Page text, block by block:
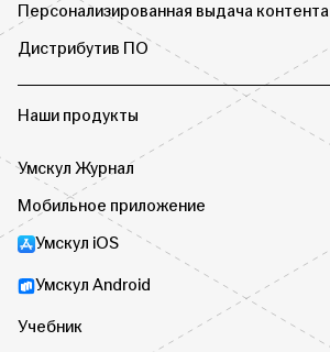
Персонализированная выдача контента
Дистрибутив ПО
Наши продукты
Умскул Журнал
Мобильное приложение
Умскул iOS
Умскул Android
Учебник